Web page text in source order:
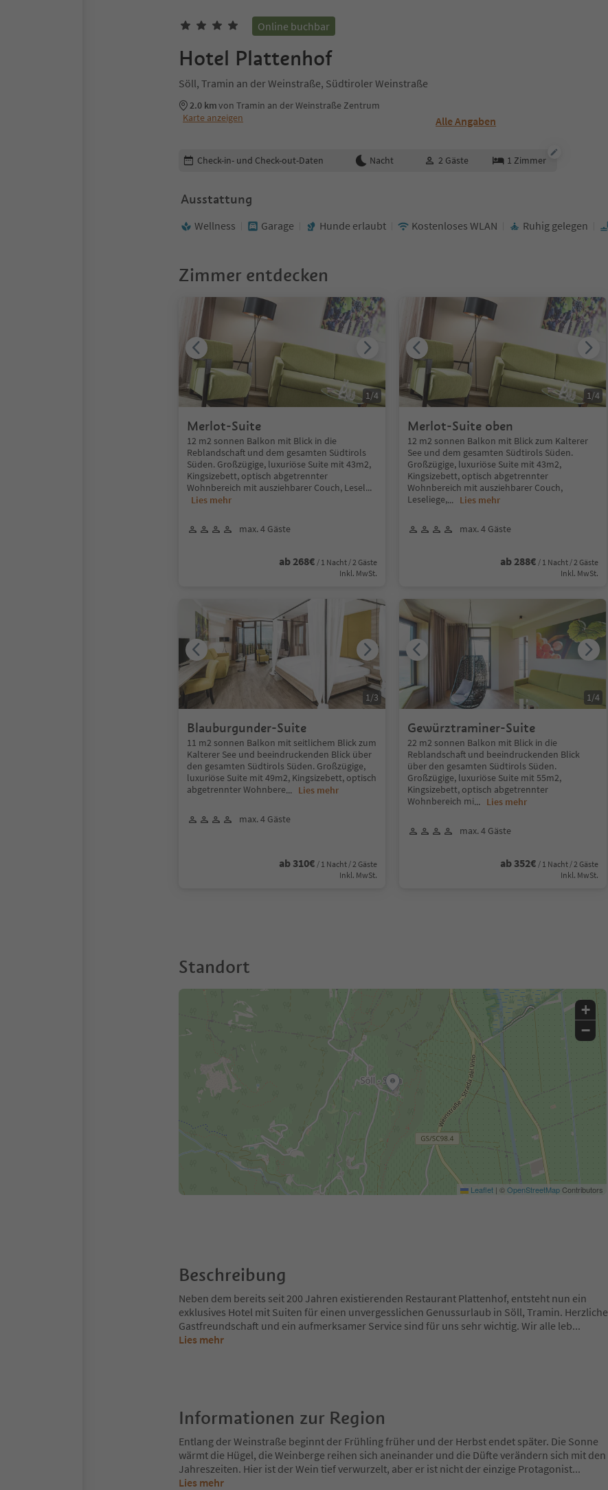
Online buchbar
Hotel Plattenhof
Söll, Tramin an der Weinstraße, Südtiroler Weinstraße
2.0 kmvon Tramin an der Weinstraße Zentrum
Karte anzeigen
Alle Angaben
Buchungsdetails bearbeiten
Check-in- und Check-out-Daten Nacht 2 Gäste 1 Zimmer
Ausstattung
Wellness Garage Hunde erlaubt Kostenloses WLAN Ruhig gelegen
Zimmer entdecken
Merlot-Suite
12 m2 sonnen Balkon mit Blick in die
Reblandschaft und dem gesamten Südtirols
Süden. Großzügige, luxuriöse Suite mit 43m2,
Kingsizebett, optisch abgetrennter
Wohnbereich mit ausziehbarer Couch, Lesel...
Lies mehr
max. 4 Gäste
ab 268€ / 1 Nacht / 2 Gäste
Inkl. MwSt.
1/4
Merlot-Suite oben
12 m2 sonnen Balkon mit Blick zum Kalterer
See und dem gesamten Südtirols Süden.
Großzügige, luxuriöse Suite mit 43m2,
Kingsizebett, optisch abgetrennter
Wohnbereich mit ausziehbarer Couch,
Leseliege,... Lies mehr
max. 4 Gäste
ab 288€ / 1 Nacht / 2 Gäste
Inkl. MwSt.
1/4
Blauburgunder-Suite
11 m2 sonnen Balkon mit seitlichem Blick zum
Kalterer See und beeindruckenden Blick über
den gesamten Südtirols Süden. Großzügige,
luxuriöse Suite mit 49m2, Kingsizebett, optisch
abgetrennter Wohnbere... Lies mehr
max. 4 Gäste
ab 310€ / 1 Nacht / 2 Gäste
Inkl. MwSt.
1/3
Gewürztraminer-Suite
22 m2 sonnen Balkon mit Blick in die
Reblandschaft und beeindruckenden Blick
über den gesamten Südtirols Süden.
Großzügige, luxuriöse Suite mit 55m2,
Kingsizebett, optisch abgetrennter
Wohnbereich mi... Lies mehr
max. 4 Gäste
ab 352€ / 1 Nacht / 2 Gäste
Inkl. MwSt.
1/4
Standort
+
−
Leaflet | ©OpenStreetMapContributors
Beschreibung
Neben dem bereits seit 200 Jahren existierenden Restaurant Plattenhof, entsteht nun ein
exklusives Hotel mit Suiten für einen unvergesslichen Genussurlaub in Söll, Tramin. Herzliche
Gastfreundschaft und ein aufmerksamer Service sind für uns sehr wichtig. Wir alle leb...
Lies mehr
Informationen zur Region
Entlang der Weinstraße beginnt der Frühling früher und der Herbst endet später. Die Sonne
wärmt die Hügel, die Weinberge reihen sich aneinander und die Düfte verändern sich mit den
Jahreszeiten. Hier ist der Wein tief verwurzelt, aber er ist nicht der einzige Protagonist...
Lies mehr